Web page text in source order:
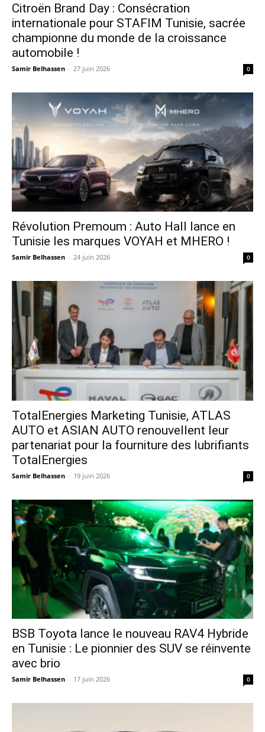
Citroën Brand Day : Consécration
internationale pour STAFIM Tunisie, sacrée
championne du monde de la croissance
automobile !
Samir Belhassen - 27 juin 2026 0
Révolution Premoum : Auto Hall lance en
Tunisie les marques VOYAH et MHERO !
Samir Belhassen - 24 juin 2026 0
TotalEnergies Marketing Tunisie, ATLAS
AUTO et ASIAN AUTO renouvellent leur
partenariat pour la fourniture des lubrifiants
TotalEnergies
Samir Belhassen - 19 juin 2026 0
​BSB Toyota lance le nouveau RAV4 Hybride
en Tunisie : Le pionnier des SUV se réinvente
avec brio
Samir Belhassen - 17 juin 2026 0